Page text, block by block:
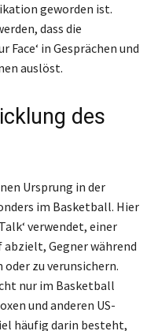
geworden ist.
dass die
Face‘ in Gesprächen und
auslöst.
des
Ursprung in der
im Basketball. Hier
verwendet, einer
Gegner während
zu verunsichern.
nur im Basketball
und anderen US-
häufig darin besteht,